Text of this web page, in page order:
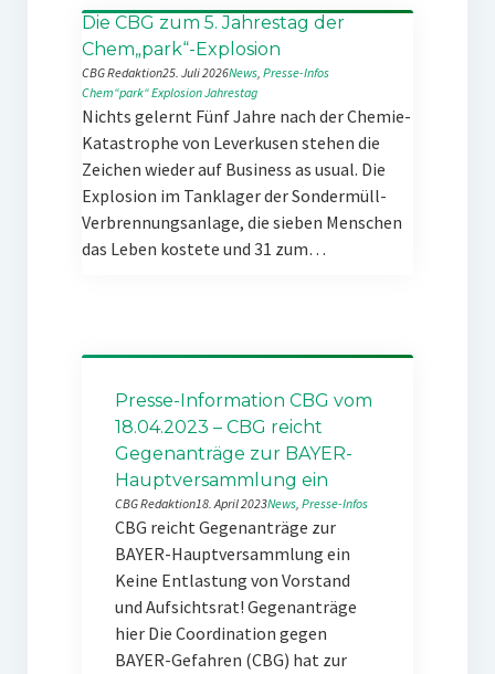
Die CBG zum 5. Jahrestag der
Chem„park“-Explosion
CBG Redaktion25. Juli 2026News, Presse-Infos
Chem“park“ExplosionJahrestag
Nichts gelernt Fünf Jahre nach der Chemie-
Katastrophe von Leverkusen stehen die
Zeichen wieder auf Business as usual. Die
Explosion im Tanklager der Sondermüll-
Verbrennungsanlage, die sieben Menschen
das Leben kostete und 31 zum…
Presse-Information CBG vom
18.04.2023 – CBG reicht
Gegenanträge zur BAYER-
Hauptversammlung ein
CBG Redaktion18. April 2023News, Presse-Infos
CBG reicht Gegenanträge zur
BAYER-Hauptversammlung ein
Keine Entlastung von Vorstand
und Aufsichtsrat! Gegenanträge
hier Die Coordination gegen
BAYER-Gefahren (CBG) hat zur